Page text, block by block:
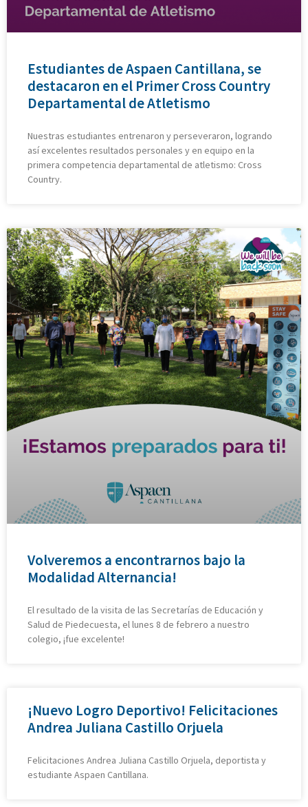
Estudiantes de Aspaen Cantillana, se
destacaron en el Primer Cross Country
Departamental de Atletismo
Nuestras estudiantes entrenaron y perseveraron, logrando
así excelentes resultados personales y en equipo en la
primera competencia departamental de atletismo: Cross
Country.
Volveremos a encontrarnos bajo la
Modalidad Alternancia!
El resultado de la visita de las Secretarías de Educación y
Salud de Piedecuesta, el lunes 8 de febrero a nuestro
colegio, ¡fue excelente!
¡Nuevo Logro Deportivo! Felicitaciones
Andrea Juliana Castillo Orjuela
Felicitaciones Andrea Juliana Castillo Orjuela, deportista y
estudiante Aspaen Cantillana.